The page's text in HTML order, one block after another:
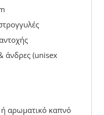
άνδρες (unisex
αρωματικό καπνό